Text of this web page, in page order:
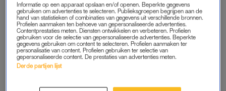
START GRATIS MAAND
Daarna €5,95 per maand
Al abonnee? Log in
Informatie op een apparaat opslaan en/of openen. Beperkte gegevens
gebruiken om advertenties te selecteren. Publieksgroepen begrijpen aan de
hand van statistieken of combinaties van gegevens uit verschillende bronnen.
Profielen aanmaken ten behoeve van gepersonaliseerde advertenties.
Contentprestaties meten. Diensten ontwikkelen en verbeteren. Profielen
gebruiken voor de selectie van gepersonaliseerde advertenties. Beperkte
gegevens gebruiken om content te selecteren. Profielen aanmaken ter
personalisatie van content. Profielen gebruiken ter selectie van
gepersonaliseerde content. De prestaties van advertenties meten.
Derde partijen lijst